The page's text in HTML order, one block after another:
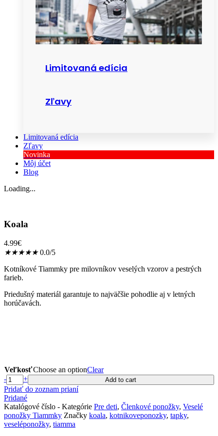
Limitovaná edícia
Zľavy
Limitovaná edícia
Zľavy
Novinka
Môj účet
Blog
Loading...
Koala
4.99€
★★★★★ 0.0/5
Kotníkové Tiammky pre milovníkov veselých vzorov a pestrých
farieb.
Priedušný materiál garantuje to najväčšie pohodlie aj v letných
horúčavách.
VeľkosťChoose an optionClear
Koala
quantity
- + Add to cart
Pridať do zoznam prianí
Pridané
Katalógové číslo - Kategórie Pre deti, Členkové ponožky, Veselé
ponožky Tiammky Značky koala, kotnikoveponozky, tapky,
veseléponožky, tiamma